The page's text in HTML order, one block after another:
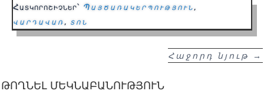
Հատկորոշիչներ՝ Պայծառակերպություն,
վարդավառ, տոն
Հաջորդ նյութ →
ԹՈՂՆԵԼ ՄԵԿՆԱԲԱՆՈՒԹՅՈՒՆ